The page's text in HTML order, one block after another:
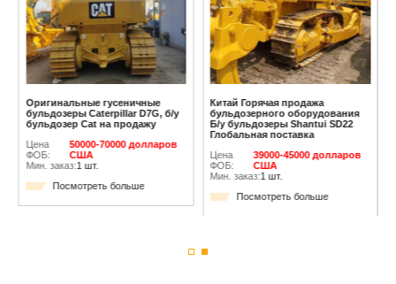
Оригинальные гусеничные
бульдозеры Caterpillar D7G, б/у
бульдозер Cat на продажу
Цена
ФОБ:
50000-70000 долларов
США
Мин. заказ:1 шт.
Посмотреть больше
Китай Горячая продажа
бульдозерного оборудования
Б/у бульдозеры Shantui SD22
Глобальная поставка
Цена
ФОБ:
39000-45000 долларов
США
Мин. заказ:1 шт.
Посмотреть больше